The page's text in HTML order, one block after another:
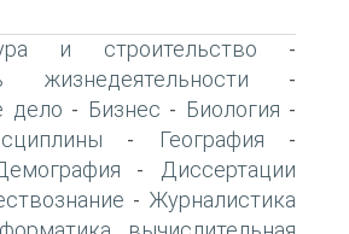
и строительство -
жизнедеятельности -
дело - Бизнес - Биология -
- География -
-
Диссертации
- Журналистика